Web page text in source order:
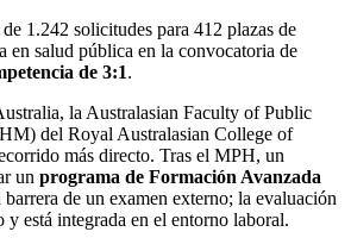
1.242 solicitudes para 412 plazas de
en salud pública en la convocatoria de
de 3:1.
la Australasian Faculty of Public
del Royal Australasian College of
más directo. Tras el MPH, un
un programa de Formación Avanzada
de un examen externo; la evaluación
y está integrada en el entorno laboral.